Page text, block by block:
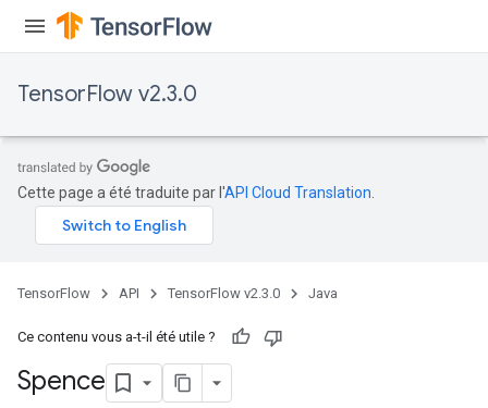
TensorFlow v2.3.0
Cette page a été traduite par l'API Cloud Translation
TensorFlow API TensorFlow v2.3.0 Java
Ce contenu vous a-t-il été utile ?
Spence